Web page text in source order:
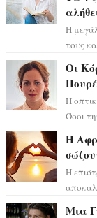
Η
τους
Οι
Η
Όσοι
Η
Η
Μια